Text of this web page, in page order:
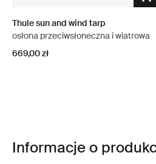
Thule sun and wind tarp
osłona przeciwsłoneczna i wiatrowa
669,00 zł
Informacje o